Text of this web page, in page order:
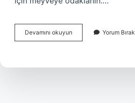
Devamını okuyun
Içtikten
Yenir
Yorum Bırak